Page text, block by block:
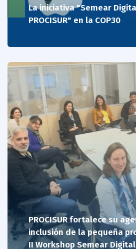
La iniciativa "Semear
PROCISUR" en la COP30
PROCISUR fortalece su
inclusión de la pequeña
II Workshop Semear Digital